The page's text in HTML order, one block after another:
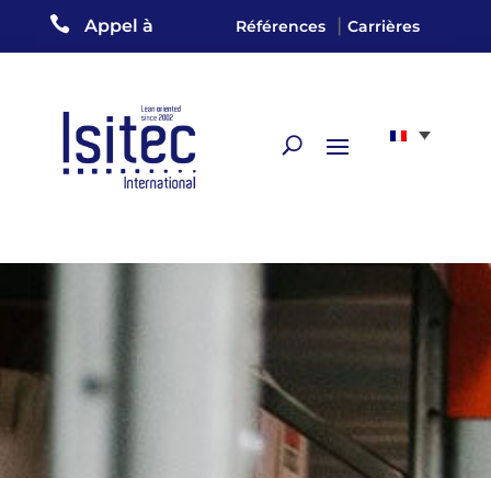
 Appel à Références |Carrières